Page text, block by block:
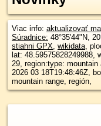
Viac info: aktualizovať
Súradnice: 48°35'44"N,
stiahni GPX, wikidata,
lat:
29, region:type:
2026 03 18T19:48:46Z,
mountain range, región,